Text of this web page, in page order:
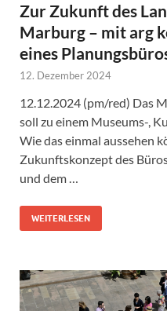
Zur Zukunft des
Marburg – mit arg
eines
12. Dezember 2024
12.12.2024 (pm/red) Das
soll zu einem Museums-,
Wie das einmal aussehen
Zukunftskonzept des
und dem …
WEITERLESEN